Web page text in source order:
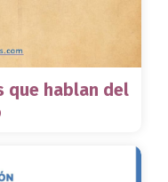
que hablan del